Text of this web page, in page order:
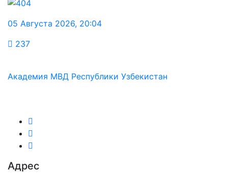
05 Августа 2026, 20:04
237
Академия МВД Республики Узбекистан
Адрес